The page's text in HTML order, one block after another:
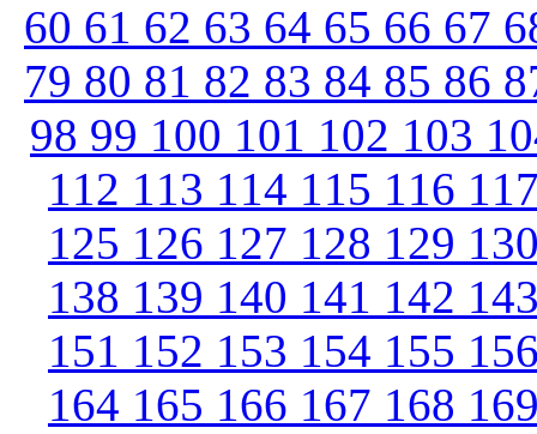
60 61 62 63 64 65 66 67
79 80 81 82 83 84 85 86
98 99 100 101 102 103
112 113 114 115 116
125 126 127 128 129
138 139 140 141 142
151 152 153 154 155
164 165 166 167 168